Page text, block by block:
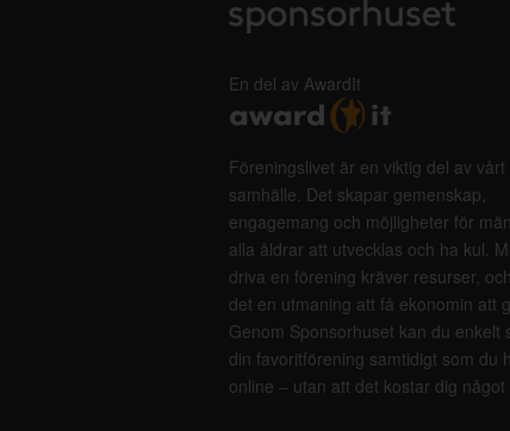
En del av AwardIt
Föreningslivet är en viktig del av vårt
samhälle. Det skapar gemenskap,
engagemang och möjligheter för
alla åldrar att utvecklas och ha kul.
driva en förening kräver resurser,
det en utmaning att få ekonomin att
Genom Sponsorhuset kan du enkelt
din favoritförening samtidigt som du
online – utan att det kostar dig något